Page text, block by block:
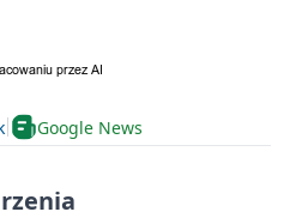
Google News